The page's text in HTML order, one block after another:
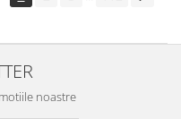
noastre